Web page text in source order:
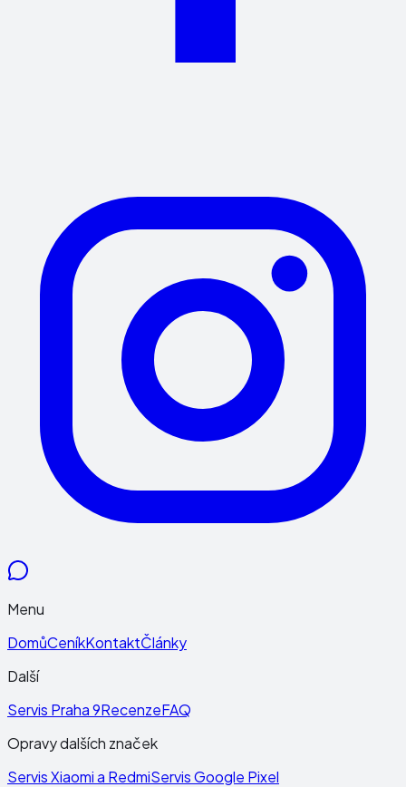
Menu
DomůCeníkKontaktČlánky
Další
Servis Praha 9RecenzeFAQ
Opravy dalších značek
Servis Xiaomi a RedmiServis Google Pixel